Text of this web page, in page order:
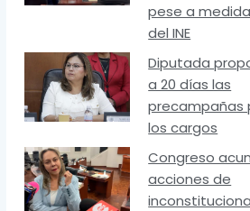
pese a
del INE
Diputada
a 20 días las
precampañas
los cargos
Congreso
acciones de